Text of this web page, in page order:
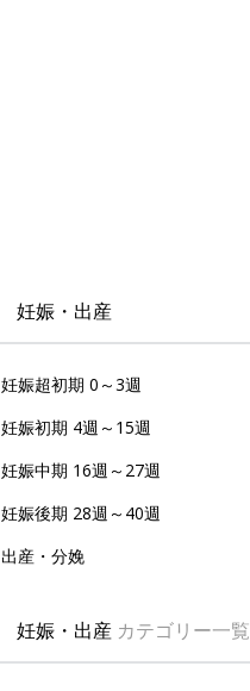
妊娠・出産
妊娠超初期 0～3週
妊娠初期 4週～15週
妊娠中期 16週～27週
妊娠後期 28週～40週
出産・分娩
妊娠・出産 カテゴリー一覧